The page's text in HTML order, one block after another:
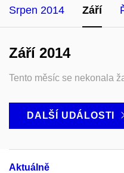
Srpen 2014 Září
Září 2014
Tento měsíc se nekonala
DALŠÍ UDÁLOSTI
Aktuálně